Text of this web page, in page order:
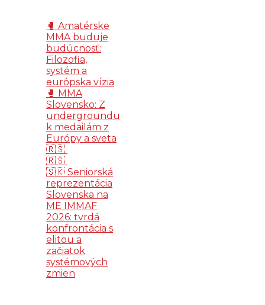
🥊 Amatérske
MMA buduje
budúcnosť:
Filozofia,
systém a
európska vízia
🥊 MMA
Slovensko: Z
undergroundu
k medailám z
Európy a sveta
🇷🇸
🇷🇸
🇸🇰 Seniorská
reprezentácia
Slovenska na
ME IMMAF
2026: tvrdá
konfrontácia s
elitou a
začiatok
systémových
zmien